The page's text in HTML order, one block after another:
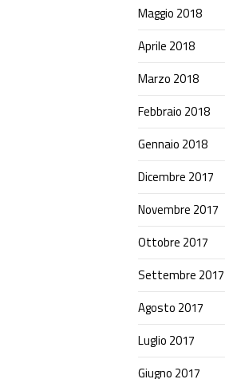
Maggio 2018
Aprile 2018
Marzo 2018
Febbraio 2018
Gennaio 2018
Dicembre 2017
Novembre 2017
Ottobre 2017
Settembre 2017
Agosto 2017
Luglio 2017
Giugno 2017